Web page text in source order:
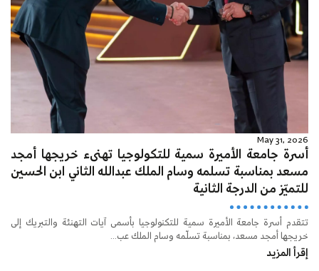
May 31, 2026
أسرة جامعة الأميرة سمية للتكولوجيا تهنىء خريجها أمجد
مسعد بمناسبة تسلمه وسام الملك عبدالله الثاني ابن الحسين
للتميّز من الدرجة الثانية
تتقدم أسرة جامعة الأميرة سمية للتكنولوجيا بأسمى آيات التهنئة والتبريك إلى
خريجها أمجد مسعد، بمناسبة تسلّمه وسام الملك عب...
إقرأ المزيد